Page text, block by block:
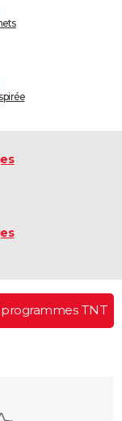
programmes TNT